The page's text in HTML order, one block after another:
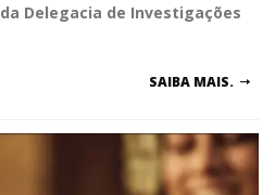
Delegacia de Investigações
SAIBA MAIS.